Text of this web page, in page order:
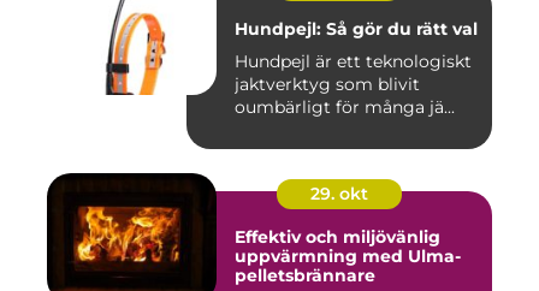
Hundpejl: Så gör du rätt val
Hundpejl är ett teknologiskt
jaktverktyg som blivit
oumbärligt för många jä...
29. okt
Effektiv och miljövänlig
uppvärmning med Ulma-
pelletsbrännare